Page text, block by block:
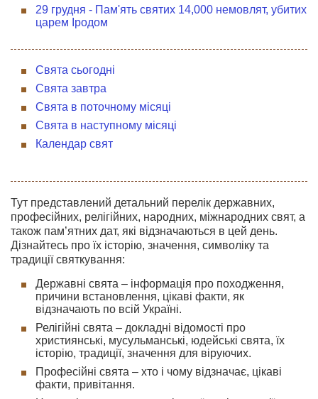
29 грудня - Пам'ять святих 14,000 немовлят, убитих
царем Іродом
Свята сьогодні
Свята завтра
Свята в поточному місяці
Свята в наступному місяці
Календар свят
Тут представлений детальний перелік державних,
професійних, релігійних, народних, міжнародних свят, а
також пам’ятних дат, які відзначаються в цей день.
Дізнайтесь про їх історію, значення, символіку та
традиції святкування:
Державні свята – інформація про походження,
причини встановлення, цікаві факти, як
відзначають по всій Україні.
Релігійні свята – докладні відомості про
християнські, мусульманські, юдейські свята, їх
історію, традиції, значення для віруючих.
Професійні свята – хто і чому відзначає, цікаві
факти, привітання.